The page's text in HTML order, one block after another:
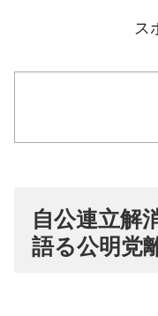
ス
自公連立解
語る公明党